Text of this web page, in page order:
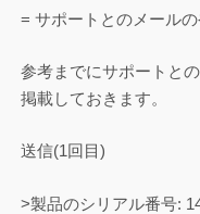
= サポートとのメールの
参考までにサポートと
掲載しておきます。
送信(1回目)
>製品のシリアル番号: